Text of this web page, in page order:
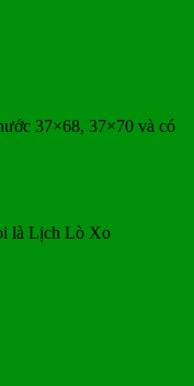
37×68, 37×70 và có
là Lịch Lò Xo